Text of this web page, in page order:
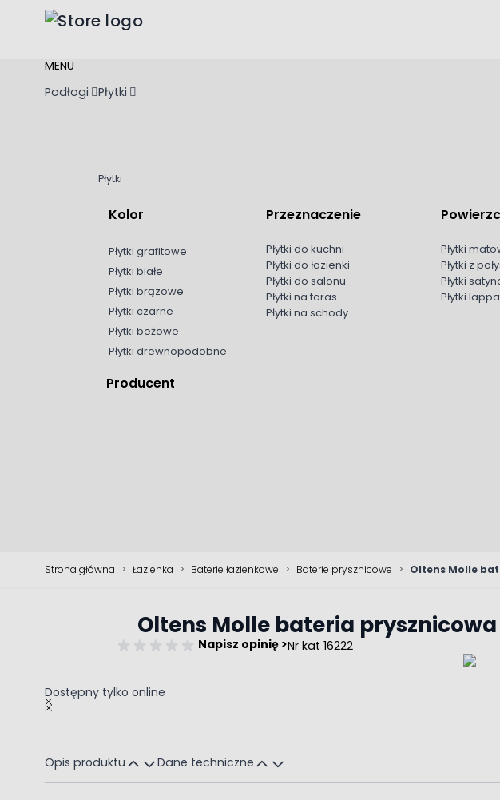
Przejdź do treści
MENU
Podłogi
Płytki
Płytki
Kolor
Płytki grafitowe
Płytki białe
Płytki brązowe
Płytki czarne
Płytki beżowe
Płytki drewnopodobne
Przeznaczenie
Płytki do kuchni
Płytki do łazienki
Płytki do salonu
Płytki na taras
Płytki na schody
Płytki
Płytki z
Płytki
Płytki
Producent
Strona główna > Łazienka > Baterie łazienkowe > Baterie prysznicowe > Oltens Molle
Oltens Molle bateria
Napisz opinię >Nr kat 16222
Dostępny tylko online
Main image
Click to view image in fullscreen
Opis produktu Dane techniczne